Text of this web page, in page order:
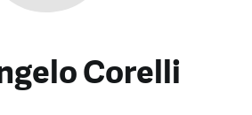
Corelli